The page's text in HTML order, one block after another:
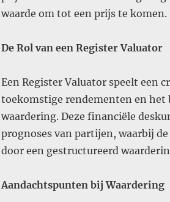
waarde om tot een prijs te komen​.
De Rol van een Register Valuator
Een Register Valuator speelt een
toekomstige rendementen en het
waardering. Deze financiële
prognoses van partijen, waarbij
door een gestructureerd
Aandachtspunten bij Waardering